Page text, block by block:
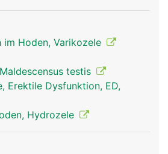
im Hoden, Varikozele
testis
Erektile Dysfunktion, ED,
Hydrozele